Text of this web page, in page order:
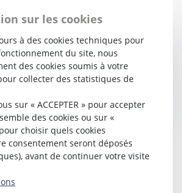
prime sur le droit au respect du
Francis Lefebvre
Lire la suite
sur les cookies
à des cookies techniques pour
du site, nous
des cookies soumis à votre
collecter des statistiques de
sur « ACCEPTER » pour accepter
des cookies ou sur «
pour choisir quels cookies
consentement seront déposés
avant de continuer votre visite